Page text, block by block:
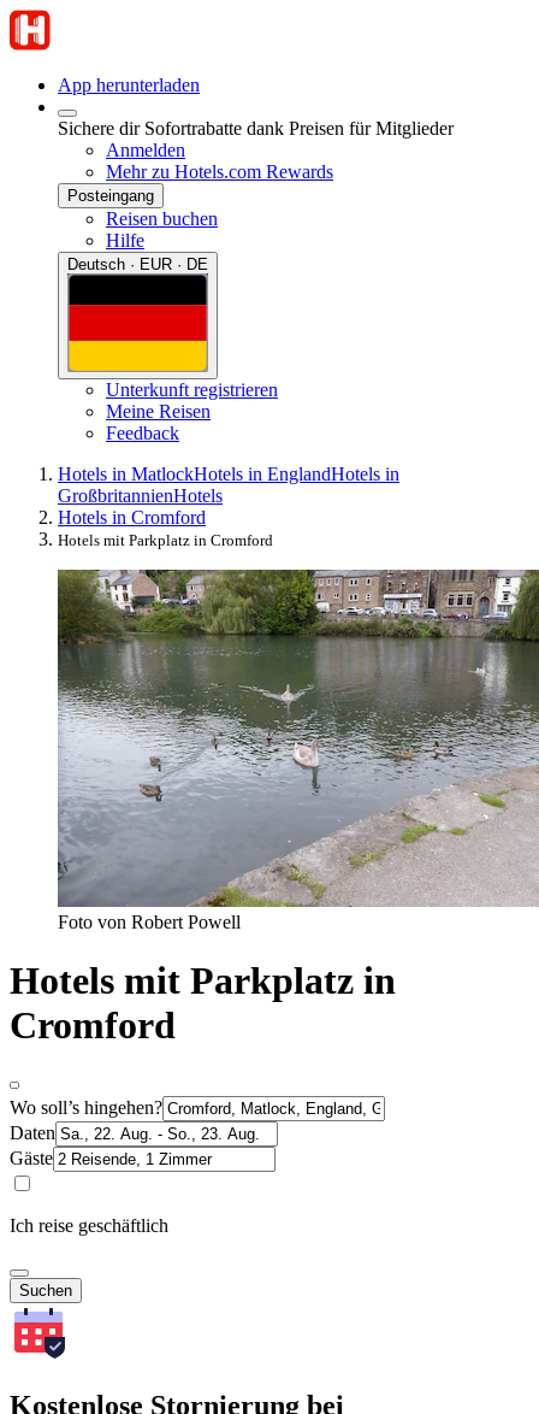
App herunterladen
Sichere dir Sofortrabatte dank Preisen für Mitglieder
Anmelden
Mehr zu Hotels.com Rewards
Posteingang
Reisen buchen
Hilfe
Deutsch · EUR · DE
Unterkunft registrieren
Meine Reisen
Feedback
Hotels in MatlockHotels in EnglandHotels in
GroßbritannienHotels
Hotels in Cromford
Hotels mit Parkplatz in Cromford
Foto von Robert Powell
Hotels mit Parkplatz in
Cromford
Wo soll’s hingehen?
Daten
Gäste
Ich reise geschäftlich
Suchen
Kostenlose Stornierung bei